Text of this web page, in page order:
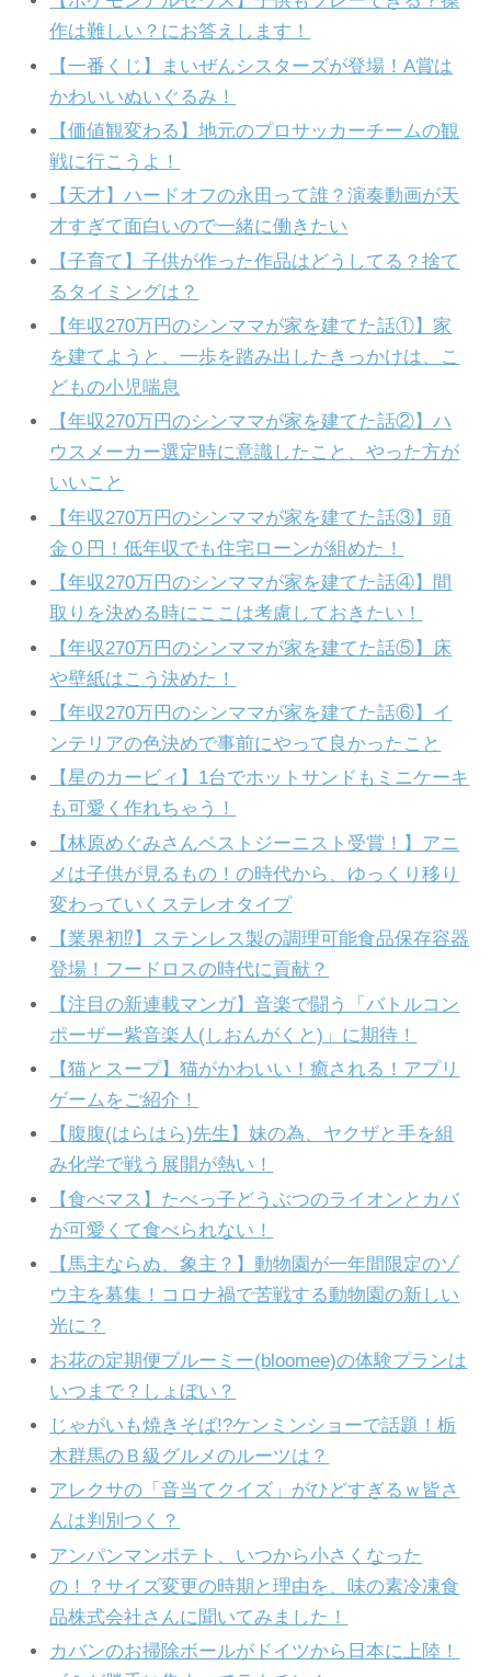
作は難しい？にお答えします！
【一番くじ】まいぜんシスターズが登場！A賞は
かわいいぬいぐるみ！
【価値観変わる】地元のプロサッカーチームの観
戦に行こうよ！
【天才】ハードオフの永田って誰？演奏動画が天
才すぎて面白いので一緒に働きたい
【子育て】子供が作った作品はどうしてる？捨て
るタイミングは？
【年収270万円のシンママが家を建てた話①】家
を建てようと、一歩を踏み出したきっかけは、こ
どもの小児喘息
【年収270万円のシンママが家を建てた話②】ハ
ウスメーカー選定時に意識したこと、やった方が
いいこと
【年収270万円のシンママが家を建てた話③】頭
金０円！低年収でも住宅ローンが組めた！
【年収270万円のシンママが家を建てた話④】間
取りを決める時にここは考慮しておきたい！
【年収270万円のシンママが家を建てた話⑤】床
や壁紙はこう決めた！
【年収270万円のシンママが家を建てた話⑥】イ
ンテリアの色決めで事前にやって良かったこと
【星のカービィ】1台でホットサンドもミニケーキ
も可愛く作れちゃう！
【林原めぐみさんベストジーニスト受賞！】アニ
メは子供が見るもの！の時代から、ゆっくり移り
変わっていくステレオタイプ
【業界初⁉】ステンレス製の調理可能食品保存容器
登場！フードロスの時代に貢献？
【注目の新連載マンガ】音楽で闘う「バトルコン
ポーザー紫音楽人(しおんがくと)」に期待！
【猫とスープ】猫がかわいい！癒される！アプリ
ゲームをご紹介！
【腹腹(はらはら)先生】妹の為、ヤクザと手を組
み化学で戦う展開が熱い！
【食べマス】たべっ子どうぶつのライオンとカバ
が可愛くて食べられない！
【馬主ならぬ、象主？】動物園が一年間限定のゾ
ウ主を募集！コロナ禍で苦戦する動物園の新しい
光に？
お花の定期便ブルーミー(bloomee)の体験プランは
いつまで？しょぼい？
じゃがいも焼きそば!?ケンミンショーで話題！栃
木群馬のＢ級グルメのルーツは？
アレクサの「音当てクイズ」がひどすぎるｗ皆さ
んは判別つく？
アンパンマンポテト、いつから小さくなった
の！？サイズ変更の時期と理由を、味の素冷凍食
品株式会社さんに聞いてみました！
カバンのお掃除ボールがドイツから日本に上陸！